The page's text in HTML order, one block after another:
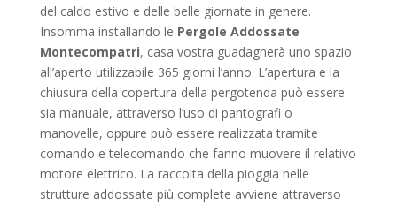
del caldo estivo e delle belle giornate in genere.
Insomma installando le Pergole Addossate
Montecompatri, casa vostra guadagnerà uno spazio
all’aperto utilizzabile 365 giorni l’anno. L’apertura e la
chiusura della copertura della pergotenda può essere
sia manuale, attraverso l’uso di pantografi o
manovelle, oppure può essere realizzata tramite
comando e telecomando che fanno muovere il relativo
motore elettrico. La raccolta della pioggia nelle
strutture addossate più complete avviene attraverso